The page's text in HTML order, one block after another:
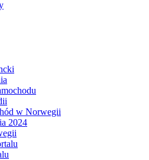
w Norwegii
2024